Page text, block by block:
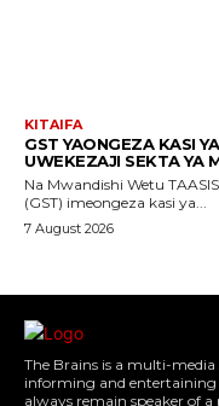
KITAIFA
GST YAONGEZA KASI
UWEKEZAJI SEKTA YA
Na Mwandishi Wetu TAASISI ya Jiolojia na Utafiti wa Madini Tanzania
(GST) imeongeza kasi ya...
7 August 2026
The Brains is a multi-
informing and
always remain speaker of